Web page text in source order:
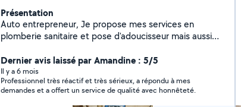
Présentation
Auto entrepreneur, Je propose mes services en
plomberie sanitaire et pose d'adoucisseur mais aussi
Travail soigné et sérieux Je suis très manuel et je peux
vous proposer mes services également en bricolage
avec des prix raisonnables
Dernier avis laissé par Amandine : 5/5
Il y a 6 mois
Professionnel très réactif et très sérieux, a répondu à mes
demandes et a offert un service de qualité avec honnêteté.